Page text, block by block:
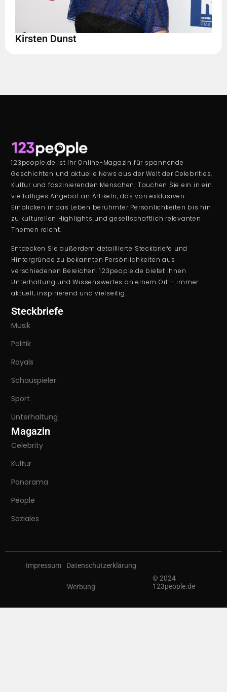
Kirsten Dunst
123people.de ist Ihr Online-Magazin für spannende
Geschichten und aktuelle News aus der Welt der Celebrities,
Kultur und faszinierenden Menschen. Tauchen Sie ein in ein
vielfältiges Angebot an Artikeln, das von exklusiven
Einblicken in das Leben berühmter Persönlichkeiten bis hin
zu kulturellen Highlights und gesellschaftlich relevanten
Themen reicht.
Entdecken Sie außerdem detaillierte Steckbriefe und
Hintergründe zu bekannten Persönlichkeiten aus
verschiedenen Bereichen. 123people.de bietet Ihnen
Unterhaltung und Wissenswertes an einem Ort – immer
aktuell, inspirierend und vielseitig.
Steckbriefe
Musik
Politik
Royals
Schauspieler
Sport
Unterhaltung
Magazin
Celebrity
Kultur
Panorama
People
Soziales
© 2024
123people.de
Impressum Datenschutzerklärung
Werbung